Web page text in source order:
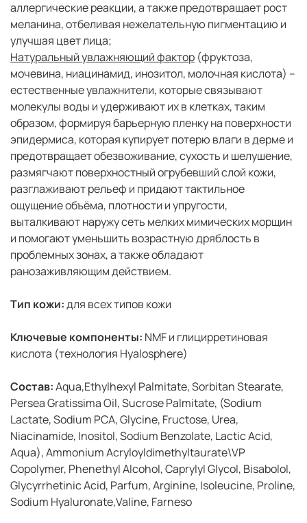
аллергические реакции, а также предотвращает рост
меланина, отбеливая нежелательную пигментацию и
улучшая цвет лица;
Натуральный увлажняющий фактор (фруктоза,
мочевина, ниацинамид, инозитол, молочная кислота) –
естественные увлажнители, которые связывают
молекулы воды и удерживают их в клетках, таким
образом, формируя барьерную пленку на поверхности
эпидермиса, которая купирует потерю влаги в дерме и
предотвращает обезвоживание, сухость и шелушение,
размягчают поверхностный огрубевший слой кожи,
разглаживают рельеф и придают тактильное
ощущение объёма, плотности и упругости,
выталкивают наружу сеть мелких мимических морщин
и помогают уменьшить возрастную дряблость в
проблемных зонах, а также обладают
ранозаживляющим действием.
Тип кожи:для всех типов кожи
Ключевые компоненты: NMF и глицирретиновая
кислота (технология Hyalosphere)
Состав:Aqua,Ethylhexyl Palmitate, Sorbitan Stearate,
Persea Gratissima Oil, Sucrose Palmitate, (Sodium
Lactate, Sodium PCA, Glycine, Fructose, Urea,
Niacinamide, Inositol, Sodium Benzolate, Lactic Acid,
Aqua), Ammonium Acryloyldimethyltaurate\VP
Copolymer, Phenethyl Alcohol, Caprylyl Glycol, Bisabolol,
Glycyrrhetinic Acid, Parfum, Arginine, Isoleucine, Proline,
Sodium Hyaluronate,Valine, Farneso